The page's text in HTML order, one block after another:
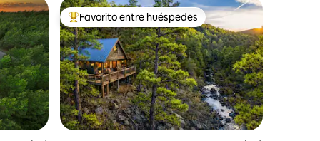
Favorito entre huéspedes preferido
Favorito entre huéspedes